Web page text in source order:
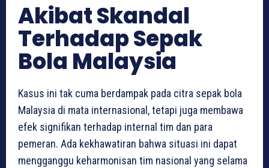
Akibat Skandal
Terhadap Sepak
Bola Malaysia
Kasus ini tak cuma berdampak pada citra sepak bola
Malaysia di mata internasional, tetapi juga membawa
efek signifikan terhadap internal tim dan para
pemeran. Ada kekhawatiran bahwa situasi ini dapat
mengganggu keharmonisan tim nasional yang selama